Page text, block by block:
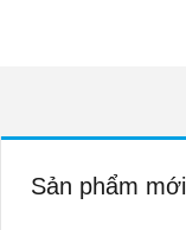
Sản phẩm mới